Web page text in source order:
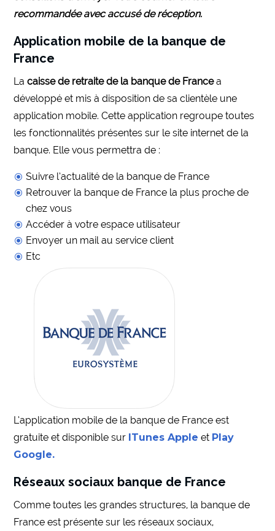
recommandée avec accusé de réception.
Application mobile de la banque de
France
La caisse de retraite de la banque de Francea
développé et mis à disposition de sa clientèle une
application mobile. Cette application regroupe toutes
les fonctionnalités présentes sur le site internet de la
banque. Elle vous permettra de :
Suivre l’actualité de la banque de France
Retrouver la banque de France la plus proche de
chez vous
Accéder à votre espace utilisateur
Envoyer un mail au service client
Etc
L’application mobile de la banque de France est
gratuite et disponible sur ITunes Apple et Play
Google.
Réseaux sociaux banque de France
Comme toutes les grandes structures, la banque de
France est présente sur les réseaux sociaux,